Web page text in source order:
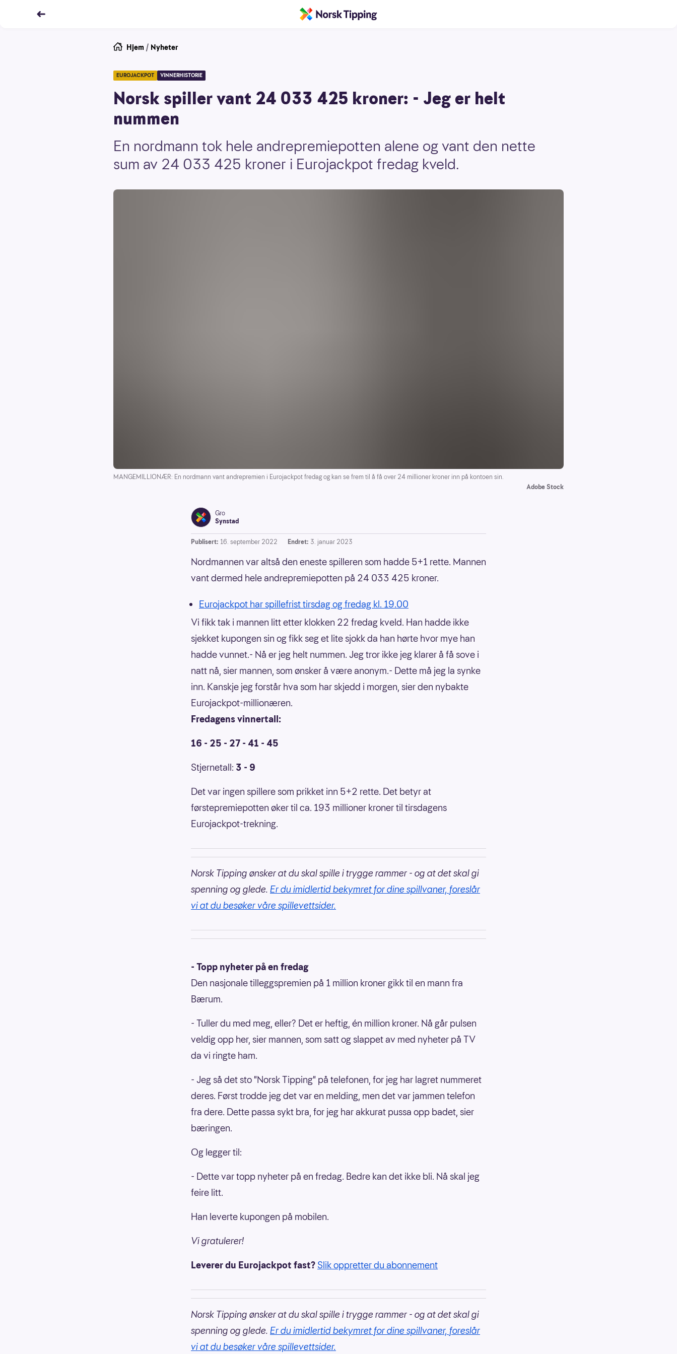
Hjem / Nyheter
EUROJACKPOT VINNERHISTORIE
Norsk spiller vant 24 033 425 kroner: - Jeg er helt
nummen
En nordmann tok hele andrepremiepotten alene og vant den nette
sum av 24 033 425 kroner i Eurojackpot fredag kveld.
MANGEMILLIONÆR: En nordmann vant andrepremien i Eurojackpot fredag og kan se frem til å få over 24 millioner kroner inn på kontoen sin.
Adobe Stock
Gro
Synstad
Publisert: 16. september 2022 Endret: 3. januar 2023
Nordmannen var altså den eneste spilleren som hadde 5+1 rette. Mannen
vant dermed hele andrepremiepotten på 24 033 425 kroner.
Eurojackpot har spillefrist tirsdag og fredag kl. 19.00
Vi fikk tak i mannen litt etter klokken 22 fredag kveld. Han hadde ikke
sjekket kupongen sin og fikk seg et lite sjokk da han hørte hvor mye han
hadde vunnet.- Nå er jeg helt nummen. Jeg tror ikke jeg klarer å få sove i
natt nå, sier mannen, som ønsker å være anonym.- Dette må jeg la synke
inn. Kanskje jeg forstår hva som har skjedd i morgen, sier den nybakte
Eurojackpot-millionæren.
Fredagens vinnertall:
16 - 25 - 27 - 41 - 45
Stjernetall: 3 - 9
Det var ingen spillere som prikket inn 5+2 rette. Det betyr at
førstepremiepotten øker til ca. 193 millioner kroner til tirsdagens
Eurojackpot-trekning.
Norsk Tipping ønsker at du skal spille i trygge rammer - og at det skal gi
spenning og glede. Er du imidlertid bekymret for dine spillvaner, foreslår
vi at du besøker våre spillevettsider.
- Topp nyheter på en fredag
Den nasjonale tilleggspremien på 1 million kroner gikk til en mann fra
Bærum.
- Tuller du med meg, eller? Det er heftig, én million kroner. Nå går pulsen
veldig opp her, sier mannen, som satt og slappet av med nyheter på TV
da vi ringte ham.
- Jeg så det sto "Norsk Tipping" på telefonen, for jeg har lagret nummeret
deres. Først trodde jeg det var en melding, men det var jammen telefon
fra dere. Dette passa sykt bra, for jeg har akkurat pussa opp badet, sier
bæringen.
Og legger til:
- Dette var topp nyheter på en fredag. Bedre kan det ikke bli. Nå skal jeg
feire litt.
Han leverte kupongen på mobilen.
Vi gratulerer!
Leverer du Eurojackpot fast? Slik oppretter du abonnement
Norsk Tipping ønsker at du skal spille i trygge rammer - og at det skal gi
spenning og glede. Er du imidlertid bekymret for dine spillvaner, foreslår
vi at du besøker våre spillevettsider.